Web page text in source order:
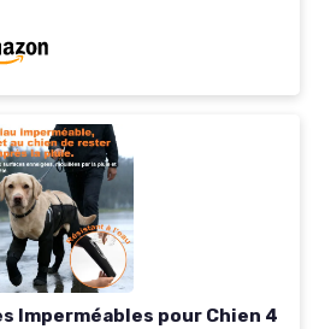
Imperméables pour Chien 4